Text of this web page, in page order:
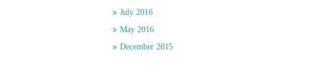
July 2016
May 2016
December 2015